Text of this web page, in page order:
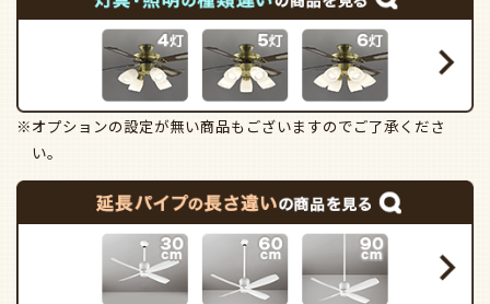
※オプションの設定が無い商品もございますのでご了承くださ
い。